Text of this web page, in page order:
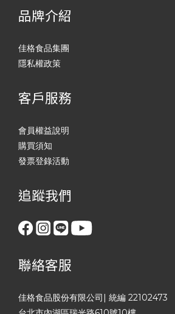
品牌介紹
佳格食品集團
隱私權政策
客戶服務
會員權益說明
購買須知
發票登錄活動
追蹤我們
聯絡客服
佳格食品股份有限公司| 統編 22102473